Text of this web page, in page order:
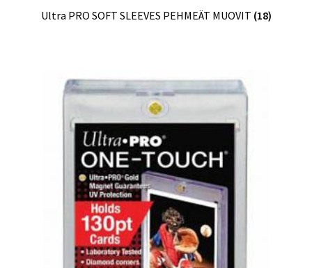
Ultra PRO SOFT SLEEVES PEHMEÄT MUOVIT (18)